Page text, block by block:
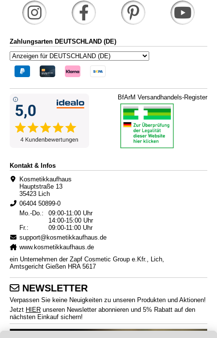
Zahlungsarten DEUTSCHLAND (DE)
BfArM Versandhandels-Register
Kontakt & Infos
Kosmetikkaufhaus
Hauptstraße 13
35423 Lich
06404 50899-0
Mo.-Do.:
09:00-11:00 Uhr
14:00-15:00 Uhr
Fr.:
09:00-11:00 Uhr
support@kosmetikkaufhaus.de
www.kosmetikkaufhaus.de
ein Unternehmen der Zapf Cosmetic Group e.Kfr., Lich,
Amtsgericht Gießen HRA 5617
NEWSLETTER
Verpassen Sie keine Neuigkeiten zu unseren Produkten und Aktionen!
Jetzt HIER unseren Newsletter abonnieren und 5% Rabatt auf den
nächsten Einkauf sichern!